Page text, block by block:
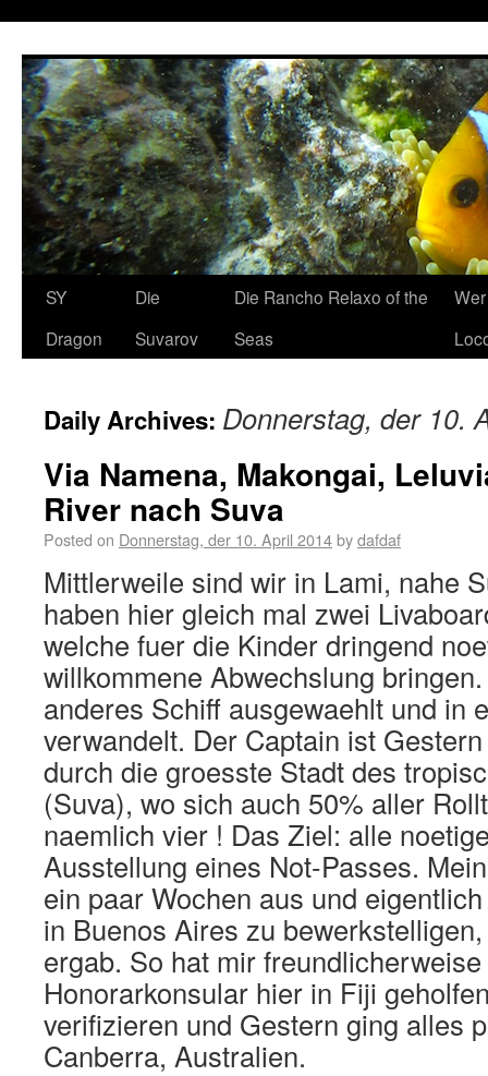
SY
Dragon
Die
Suvarov
Die Rancho Relaxo of the
Seas
Daily Archives: Donnerstag, der 10.
Via Namena, Makongai,
River nach Suva
Posted on Donnerstag, der 10. April 2014bydafdaf
Mittlerweile sind wir in Lami, nahe
haben hier gleich mal zwei
welche fuer die Kinder dringend
willkommene Abwechslung
anderes Schiff ausgewaehlt und in
verwandelt. Der Captain ist
durch die groesste Stadt des
(Suva), wo sich auch 50% aller
naemlich vier ! Das Ziel: alle
Ausstellung eines Not-Passes.
ein paar Wochen aus und
in Buenos Aires zu
ergab. So hat mir
Honorarkonsular hier in Fiji
verifizieren und Gestern ging alles
Canberra, Australien.